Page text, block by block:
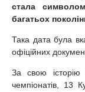
стала
багатьох
Така дата була
офіційних
За свою історію
чемпіонатів, 13